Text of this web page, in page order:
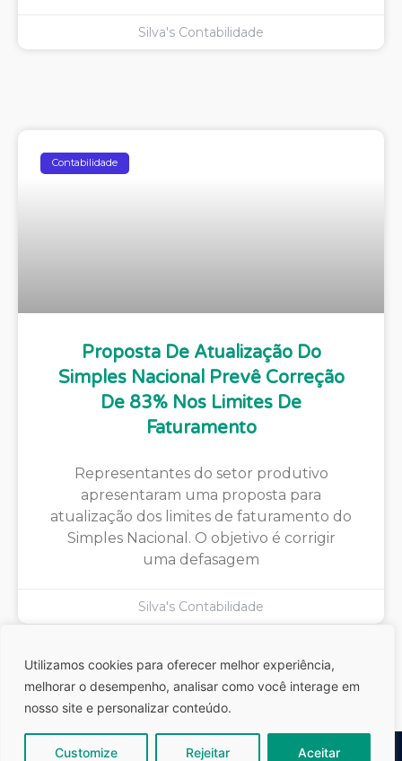
Utilizamos cookies para oferecer melhor experiência,
melhorar o desempenho, analisar como você interage em
nosso site e personalizar conteúdo.
Customize Rejeitar Aceitar
Silva's Contabilidade
Contabilidade
Proposta De Atualização Do
Simples Nacional Prevê Correção
De 83% Nos Limites De
Faturamento
Representantes do setor produtivo
apresentaram uma proposta para
atualização dos limites de faturamento do
Simples Nacional. O objetivo é corrigir
uma defasagem
Silva's Contabilidade